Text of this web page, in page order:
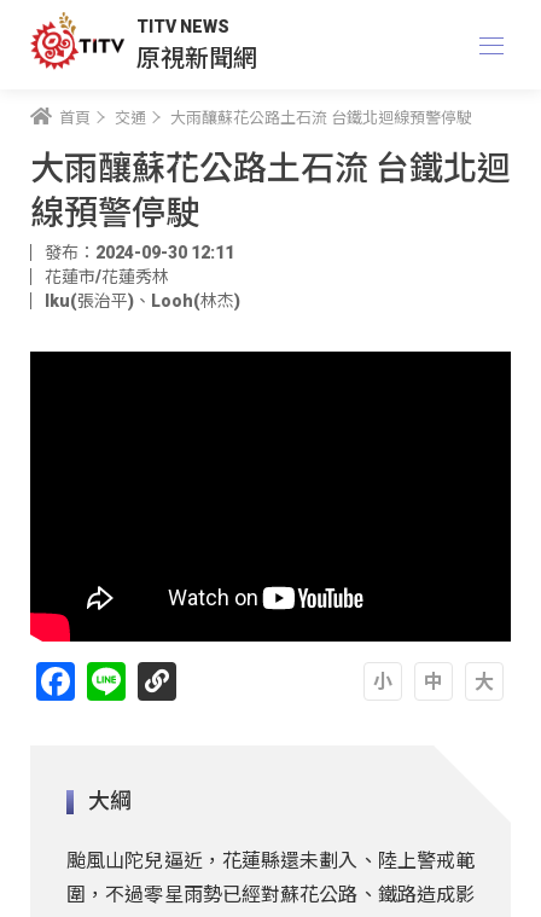
TITV NEWS
原視新聞網
首頁 交通 大雨釀蘇花公路土石流 台鐵北迴線預警停駛
大雨釀蘇花公路土石流 台鐵北迴
線預警停駛
發布：2024-09-30 12:11
花蓮市/花蓮秀林
Iku(張治平) 、 Looh(林杰)
Facebook
Line
大綱
颱風山陀兒逼近，花蓮縣還未劃入、陸上警戒範
圍，不過零星雨勢已經對蘇花公路、鐵路造成影